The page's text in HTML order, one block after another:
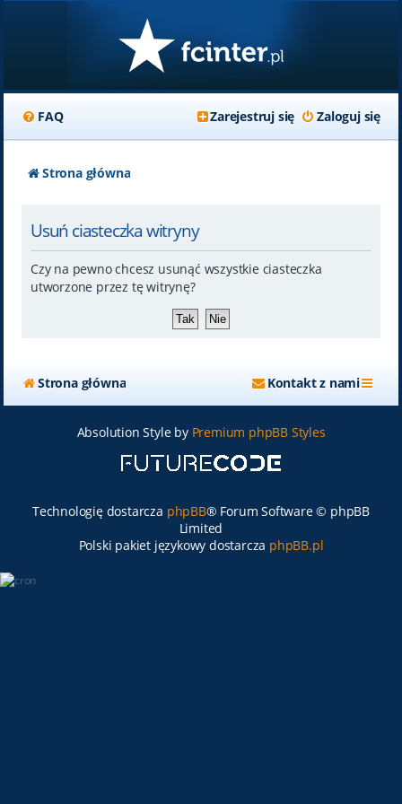
FAQ Zaloguj się
Zarejestruj się
Strona główna
Usuń ciasteczka witryny
Czy na pewno chcesz usunąć wszystkie ciasteczka
utworzone przez tę witrynę?
Strona główna Kontakt z nami
Absolution Style by Premium phpBB Styles
Technologię dostarcza phpBB® Forum Software © phpBB
Limited
Polski pakiet językowy dostarcza phpBB.pl